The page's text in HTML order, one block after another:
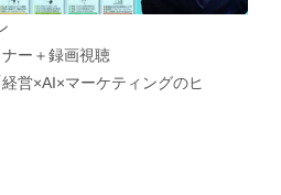
ー＋録画視聴
営×AI×マーケティングのヒ